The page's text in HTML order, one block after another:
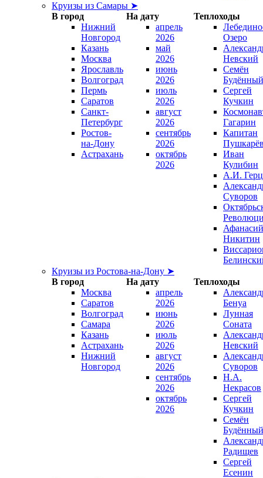
Круизы из Самары ➤
В город
На дату
Теплоходы
Нижний
Новгород
Казань
Москва
Ярославль
Волгоград
Пермь
Саратов
Санкт-
Петербург
Ростов-
на-Дону
Астрахань
апрель
2026
май
2026
июнь
2026
июль
2026
август
2026
сентябрь
2026
октябрь
2026
Озеро
Невский
Семён
Будённый
Сергей
Кучкин
Гагарин
Капитан
Иван
Кулибин
А.И.
Суворов
Афанасий
Никитин
Круизы из Ростова-на-Дону ➤
В город
На дату
Теплоходы
Москва
Саратов
Волгоград
Самара
Казань
Астрахань
Нижний
Новгород
апрель
2026
июнь
2026
июль
2026
август
2026
сентябрь
2026
октябрь
2026
Бенуа
Лунная
Соната
Невский
Суворов
Н.А.
Некрасов
Сергей
Кучкин
Семён
Будённый
Радищев
Сергей
Есенин